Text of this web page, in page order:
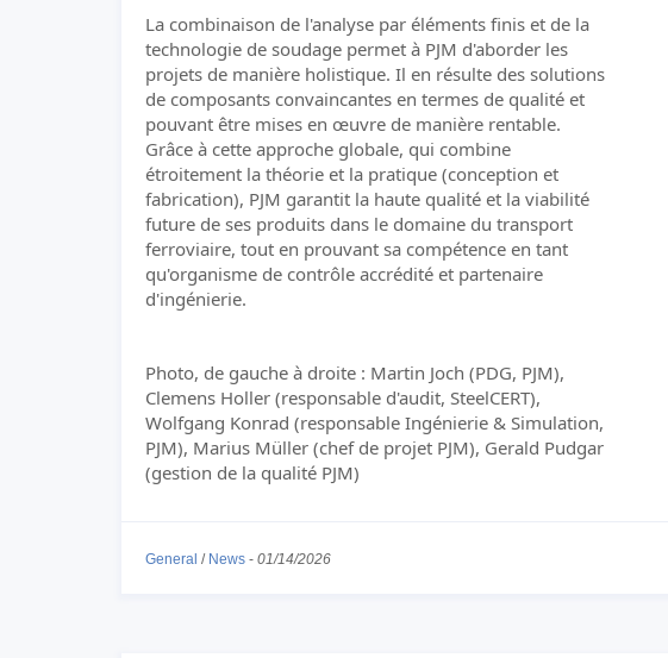
La combinaison de l'analyse par éléments finis et de la
technologie de soudage permet à PJM d'aborder les
projets de manière holistique. Il en résulte des solutions
de composants convaincantes en termes de qualité et
pouvant être mises en œuvre de manière rentable.
Grâce à cette approche globale, qui combine
étroitement la théorie et la pratique (conception et
fabrication), PJM garantit la haute qualité et la viabilité
future de ses produits dans le domaine du transport
ferroviaire, tout en prouvant sa compétence en tant
qu'organisme de contrôle accrédité et partenaire
d'ingénierie.
Photo, de gauche à droite : Martin Joch (PDG, PJM),
Clemens Holler (responsable d'audit, SteelCERT),
Wolfgang Konrad (responsable Ingénierie & Simulation,
PJM), Marius Müller (chef de projet PJM), Gerald Pudgar
(gestion de la qualité PJM)
General / News - 01/14/2026